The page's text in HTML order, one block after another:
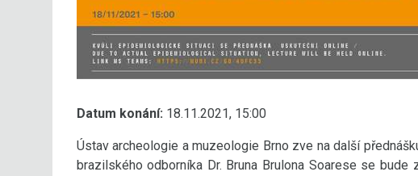
Datum konání: 18.11.2021, 15:00
Ústav archeologie a muzeologie Brno zve na další
brazilského odborníka Dr. Bruna Brulona Soarese se